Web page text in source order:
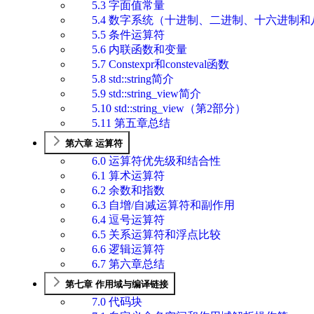
5.3 字面值常量
5.4 数字系统（十进制、二进制、十六进制和
5.5 条件运算符
5.6 内联函数和变量
5.7 Constexpr和consteval函数
5.8 std::string简介
5.9 std::string_view简介
5.10 std::string_view（第2部分）
5.11 第五章总结
第六章 运算符
6.0 运算符优先级和结合性
6.1 算术运算符
6.2 余数和指数
6.3 自增/自减运算符和副作用
6.4 逗号运算符
6.5 关系运算符和浮点比较
6.6 逻辑运算符
6.7 第六章总结
第七章 作用域与编译链接
7.0 代码块